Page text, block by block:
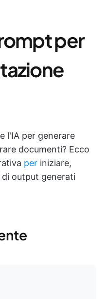
per
l'IA per generare
documenti? Ecco
per iniziare,
di output generati